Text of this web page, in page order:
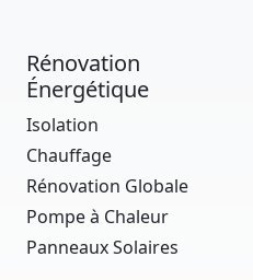
Rénovation
Énergétique
Isolation
Chauffage
Rénovation Globale
Pompe à Chaleur
Panneaux Solaires